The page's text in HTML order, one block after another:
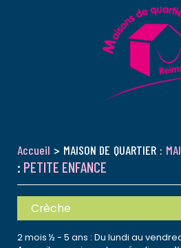
Accueil > MAISON DE QUARTIER :
: PETITE ENFANCE
Crèche
2 mois ½ - 5 ans : Du lundi au